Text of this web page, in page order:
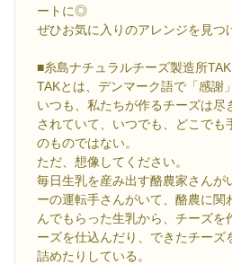
ートに◎
ぜひお気に入りのアレンジを見つ
■糸島ナチュラルチーズ製造所TAK
TAKとは、デンマーク語で「感謝
いつも、私たちが作るチーズは尽
されていて、いつでも、どこでも
のものではない。
ただ、想像してください。
毎日生乳を産み出す酪農家さんが
ーの運転手さんがいて、酪農に関
んでもらった生乳から、チーズを
ーズを仕込んだり、できたチーズ
詰めたりしている。